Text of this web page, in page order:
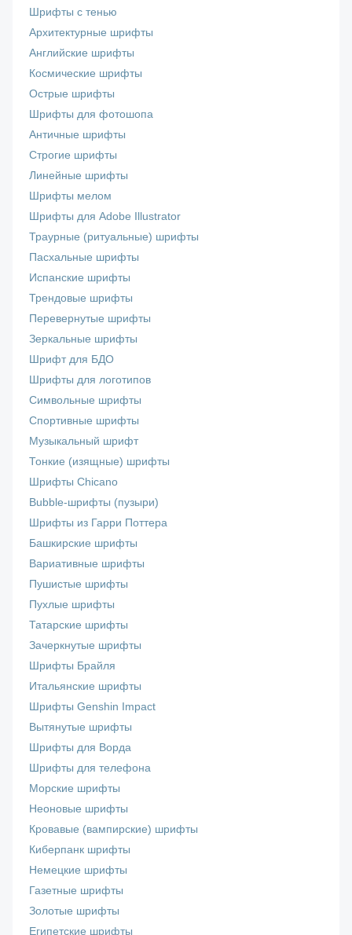
Шрифты с тенью
Архитектурные шрифты
Английские шрифты
Космические шрифты
Острые шрифты
Шрифты для фотошопа
Античные шрифты
Строгие шрифты
Линейные шрифты
Шрифты мелом
Шрифты для Adobe Illustrator
Траурные (ритуальные) шрифты
Пасхальные шрифты
Испанские шрифты
Трендовые шрифты
Перевернутые шрифты
Зеркальные шрифты
Шрифт для БДО
Шрифты для логотипов
Символьные шрифты
Спортивные шрифты
Музыкальный шрифт
Тонкие (изящные) шрифты
Шрифты Chicano
Bubble-шрифты (пузыри)
Шрифты из Гарри Поттера
Башкирские шрифты
Вариативные шрифты
Пушистые шрифты
Пухлые шрифты
Татарские шрифты
Зачеркнутые шрифты
Шрифты Брайля
Итальянские шрифты
Шрифты Genshin Impact
Вытянутые шрифты
Шрифты для Ворда
Шрифты для телефона
Морские шрифты
Неоновые шрифты
Кровавые (вампирские) шрифты
Киберпанк шрифты
Немецкие шрифты
Газетные шрифты
Золотые шрифты
Египетские шрифты